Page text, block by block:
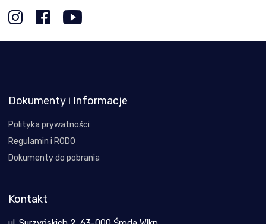
Dokumenty i Informacje
Polityka prywatności
Regulamin i RODO
Dokumenty do pobrania
Kontakt